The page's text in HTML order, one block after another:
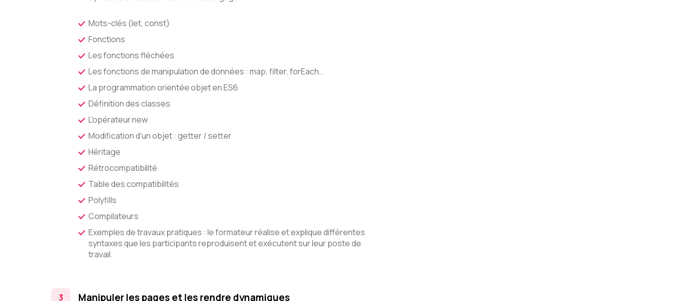
Mots-clés (let, const)
Fonctions
Les fonctions fléchées
Les fonctions de manipulation de données : map, filter, forEach…
La programmation orientée objet en ES6
Définition des classes
L'opérateur new
Modification d'un objet : getter / setter
Héritage
Rétrocompatibilité
Table des compatibilités
Polyfills
Compilateurs
Exemples de travaux pratiques : le formateur réalise et explique différentes
syntaxes que les participants reproduisent et exécutent sur leur poste de
travail.
Manipuler les pages et les rendre dynamiques